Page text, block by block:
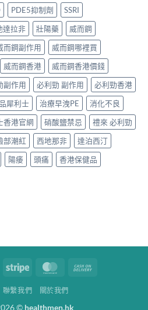
PDE5抑制劑
SSRI
達拉非 壯陽藥
威而鋼
而鋼副作用
威而鋼哪裡買
威而鋼香港
威而鋼香港價錢
副作用 必利勁 副作用
必利勁香港
犀利士 治療早洩PE
消化不良
香港官網 硝酸鹽禁忌
禮來 必利勁
部潮紅 西地那非
達泊西汀
陽痿 頭痛
香港保健品
Stripe MasterCard
聯繫我們 關於我們
© healthmen.hk